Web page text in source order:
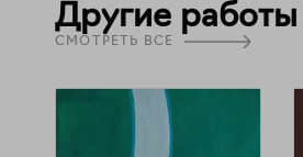
Другие
СМОТРЕТЬ ВСЕ